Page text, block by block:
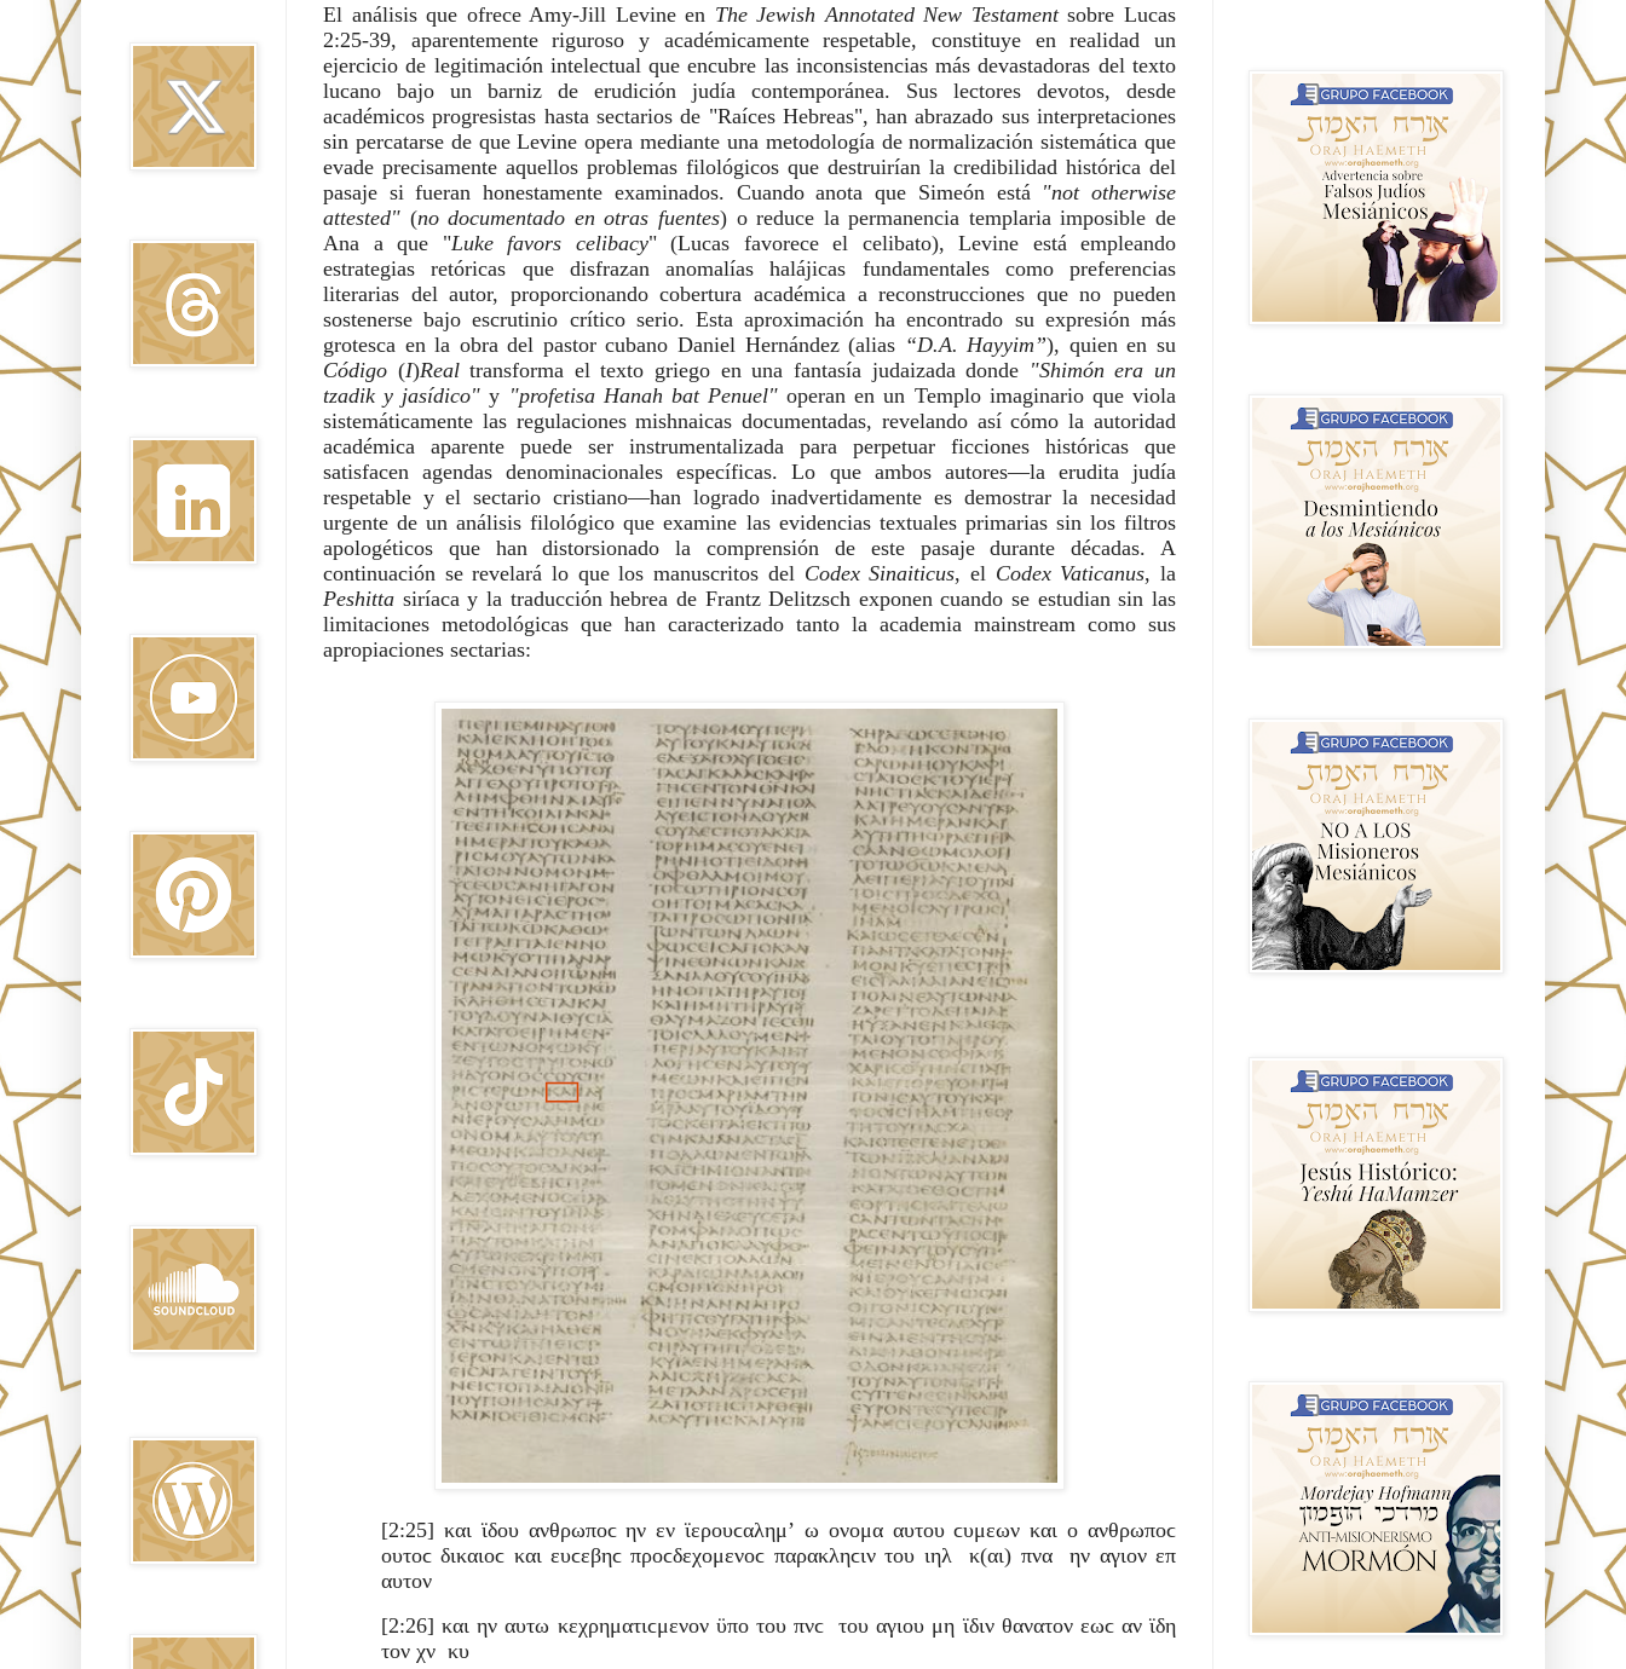
El análisis que ofrece Amy-Jill Levine en The Jewish Annotated New Testamentsobre Lucas
2:25-39, aparentemente riguroso y académicamente respetable, constituye en realidad un
ejercicio de legitimación intelectual que encubre las inconsistencias más devastadoras del texto
lucano bajo un barniz de erudición judía contemporánea. Sus lectores devotos, desde
académicos progresistas hasta sectarios de "Raíces Hebreas", han abrazado sus interpretaciones
sin percatarse de que Levine opera mediante una metodología de normalización sistemática que
evade precisamente aquellos problemas filológicos que destruirían la credibilidad histórica del
pasaje si fueran honestamente examinados. Cuando anota que Simeón está "not otherwise
attested" (no documentado en otras fuentes) o reduce la permanencia templaria imposible de
Ana a que "Luke favors celibacy" (Lucas favorece el celibato), Levine está empleando
estrategias retóricas que disfrazan anomalías halájicas fundamentales como preferencias
literarias del autor, proporcionando cobertura académica a reconstrucciones que no pueden
sostenerse bajo escrutinio crítico serio. Esta aproximación ha encontrado su expresión más
grotesca en la obra del pastor cubano Daniel Hernández (alias “D.A. Hayyim”), quien en su
Código (I)Realtransforma el texto griego en una fantasía judaizada donde "Shimón era un
tzadik y jasídico" y "profetisa Hanah bat Penuel" operan en un Templo imaginario que viola
sistemáticamente las regulaciones mishnaicas documentadas, revelando así cómo la autoridad
académica aparente puede ser instrumentalizada para perpetuar ficciones históricas que
satisfacen agendas denominacionales específicas. Lo que ambos autores—la erudita judía
respetable y el sectario cristiano—han logrado inadvertidamente es demostrar la necesidad
urgente de un análisis filológico que examine las evidencias textuales primarias sin los filtros
apologéticos que han distorsionado la comprensión de este pasaje durante décadas. A
continuación se revelará lo que los manuscritos del Codex Sinaiticus, el Codex Vaticanus, la
Peshitta siríaca y la traducción hebrea de Frantz Delitzsch exponen cuando se estudian sin las
limitaciones metodológicas que han caracterizado tanto la academia mainstream como sus
apropiaciones sectarias:
[2:25] και ϊδου ανθρωποϲ ην εν ϊερουϲαλημʼ ω ονομα αυτου ϲυμεων και ο ανθρωποϲ
ουτοϲ δικαιοϲ και ευϲεβηϲ προϲδεχομενοϲ παρακληϲιν του ιηλ κ(αι) πνα ην αγιον επ
αυτον
[2:26] και ην αυτω κεχρηματιϲμενον ϋπο του πνϲ του αγιου μη ϊδιν θανατον εωϲ αν ϊδη
τον χν κυ